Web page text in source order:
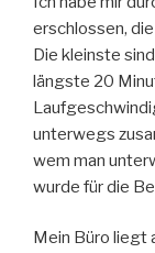
erschlossen,
Die kleinste
längste 20
unterwegs
wem man
wurde für die
Mein Büro liegt